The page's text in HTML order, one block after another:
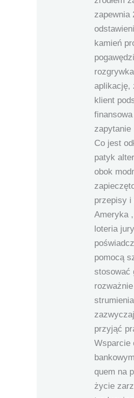
zapewnia
kamień
aplikację,
klient
zapytanie
Co jest
patyk
obok
przepisy i
Ameryka
loteria
pomocą
stosować
przyjąć
Wsparcie
quem na
życie